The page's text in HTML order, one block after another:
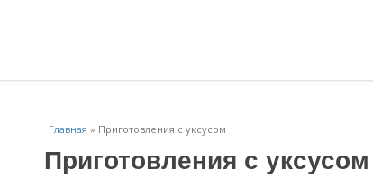
Главная » Приготовления с уксусом
Приготовления с уксусом